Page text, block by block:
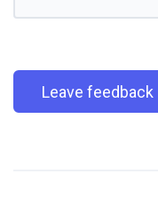
Leave feedback